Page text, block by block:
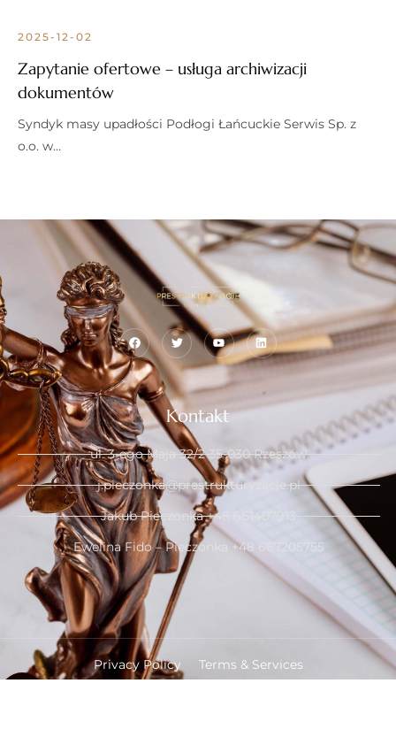
2025-12-02
Zapytanie ofertowe – usługa archiwizacji
dokumentów
Syndyk masy upadłości Podłogi Łańcuckie Serwis Sp. z
o.o. w…
Kontakt
ul. 3-ego Maja 32/2 35-030 Rzeszów
j.pieczonka@prestrukturyzacje.pl
Jakub Pieczonka +48 661407913
Ewelina Fido – Pieczonka +48 667205755
Privacy Policy Terms & Services